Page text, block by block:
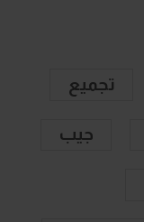
تجميع
جيب